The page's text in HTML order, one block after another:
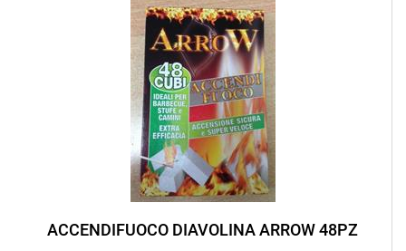
ACCENDIFUOCO DIAVOLINA ARROW 48PZ